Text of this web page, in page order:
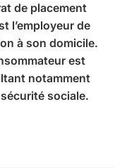
de placement
l’employeur de
à son domicile.
est
notamment
sociale.